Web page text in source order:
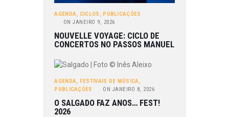
AGENDA, CICLOS , PUBLICAÇÕES
ON JANEIRO 9, 2026
NOUVELLE VOYAGE: CICLO DE
CONCERTOS NO PASSOS MANUEL
AGENDA, FESTIVAIS DE MÚSICA,
PUBLICAÇÕES
ON JANEIRO 8, 2026
O SALGADO FAZ ANOS… FEST!
2026